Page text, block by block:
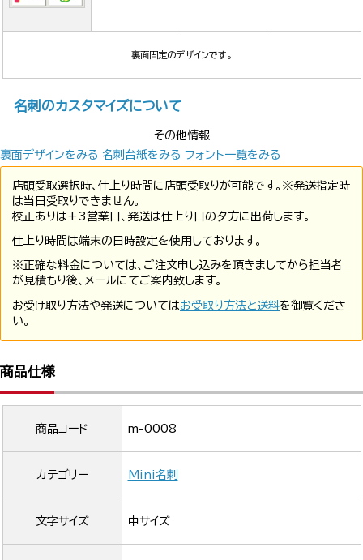
裏面固定のデザインです。
名刺のカスタマイズについて
その他情報
裏面デザインをみる 名刺台紙をみる フォント一覧をみる
店頭受取選択時、仕上り時間に店頭受取りが可能です。※発送指定時
は当日受取りできません。
校正ありは+3営業日、発送は仕上り日の夕方に出荷します。
仕上り時間は端末の日時設定を使用しております。
※正確な料金については、ご注文申し込みを頂きましてから担当者
が見積もり後、メールにてご案内致します。
お受け取り方法や発送についてはお受取り方法と送料を御覧くださ
い。
商品仕様
商品コード m-0008
カテゴリー Mini名刺
文字サイズ 中サイズ